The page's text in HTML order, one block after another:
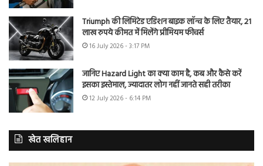
Triumph की लिमिटेड एडिशन बाइक लॉन्च के लिए तैयार, 21
लाख रुपये कीमत में मिलेंगे प्रीमियम फीचर्स
16 July 2026 - 3:17 PM
जानिए Hazard Light का क्या काम है, कब और कैसे करें
इसका इस्तेमाल, ज्यादातर लोग नहीं जानते सही तरीका
12 July 2026 - 6:14 PM
खेत खलिहान